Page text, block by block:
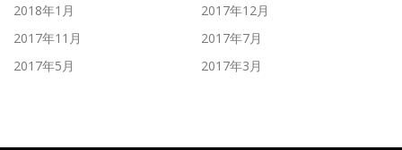
2018年1月
2017年12月
2017年11月
2017年7月
2017年5月
2017年3月